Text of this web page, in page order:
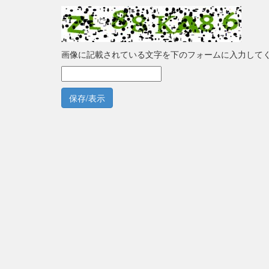
画像に記載されている文字を下のフォームに入力して
保存/表示